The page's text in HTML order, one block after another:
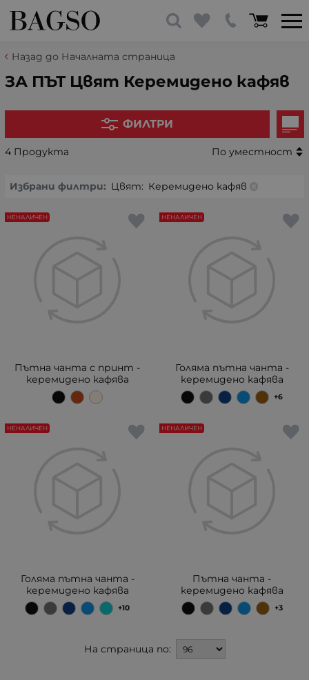
Назад до Началната страница
ЗА ПЪТ Цвят Керемидено кафяв
ФИЛТРИ
4 Продукта По уместност
Избрани филтри: Цвят: Керемидено кафяв
Пътна чанта с принт -
керемидено кафява
НЕНАЛИЧЕН
Голяма пътна чанта -
керемидено кафява
+6
НЕНАЛИЧЕН
Голяма пътна чанта -
керемидено кафява
+10
НЕНАЛИЧЕН
Пътна чанта -
керемидено кафява
+3
НЕНАЛИЧЕН
На страница по: